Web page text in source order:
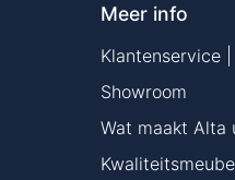
Meer info
Klantenservice
Showroom
Wat maakt Alta